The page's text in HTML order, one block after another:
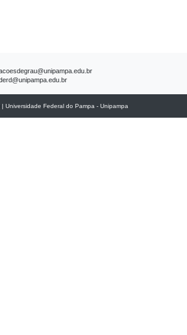
| Universidade Federal do Pampa - Unipampa